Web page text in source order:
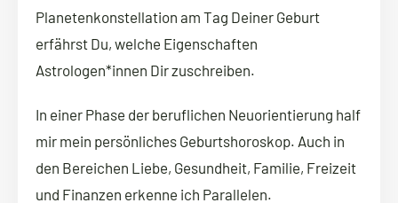
Planetenkonstellation am Tag Deiner Geburt
erfährst Du, welche Eigenschaften
Astrologen*innen Dir zuschreiben.
In einer Phase der beruflichen Neuorientierung half
mir mein persönliches Geburtshoroskop. Auch in
den Bereichen Liebe, Gesundheit, Familie, Freizeit
und Finanzen erkenne ich Parallelen.